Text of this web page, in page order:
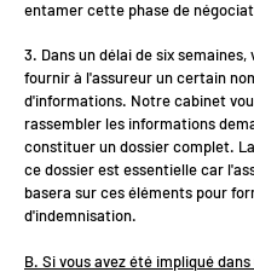
entamer cette phase de
3. Dans un délai de six semaines,
fournir à l'assureur un certain
d'informations. Notre cabinet
rassembler les informations
constituer un dossier complet.
ce dossier est essentielle car
basera sur ces éléments pour
d'indemnisation.
B. Si vous avez été impliqué